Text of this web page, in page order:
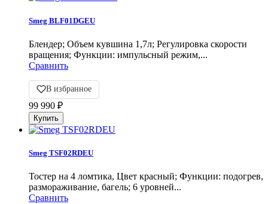
Smeg BLF01DGEU
Блендер; Объем кувшина 1,7л; Регулировка скорости
вращения; Функции: импульсный режим,...
Сравнить
В избранное
99 990 ₽
Smeg TSF02RDEU
Тостер на 4 ломтика, Цвет красный; Функции: подогрев,
размораживание, багель; 6 уровней...
Сравнить